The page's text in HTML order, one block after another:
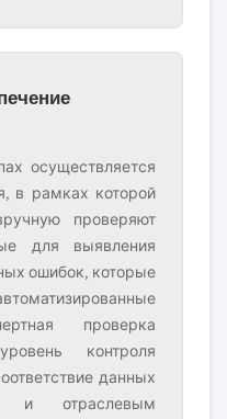
осуществляется
в рамках которой
проверяют
для выявления
ошибок, которые
проверка
контроля
данных
и отраслевым